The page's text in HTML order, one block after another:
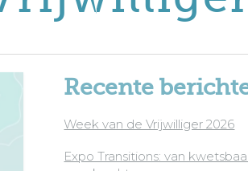
Recente
Week van de Vrijwilliger 2026
Expo Transitions: van